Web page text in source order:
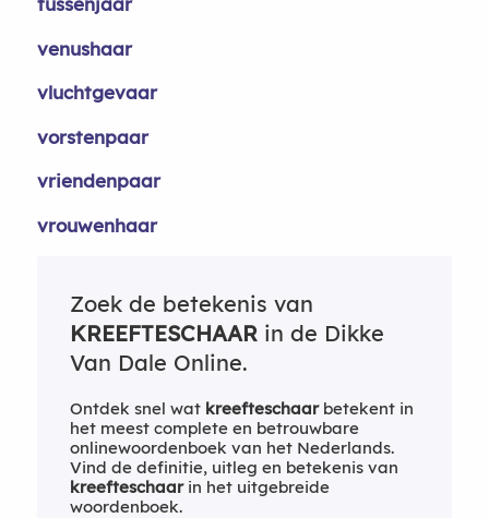
venushaar
vluchtgevaar
vorstenpaar
vriendenpaar
vrouwenhaar
Zoek de betekenis van
KREEFTESCHAARin de Dikke
Van Dale Online.
Ontdek snel wat kreefteschaarbetekent in
het meest complete en betrouwbare
onlinewoordenboek van het Nederlands.
Vind de definitie, uitleg en betekenis van
kreefteschaarin het uitgebreide
woordenboek.